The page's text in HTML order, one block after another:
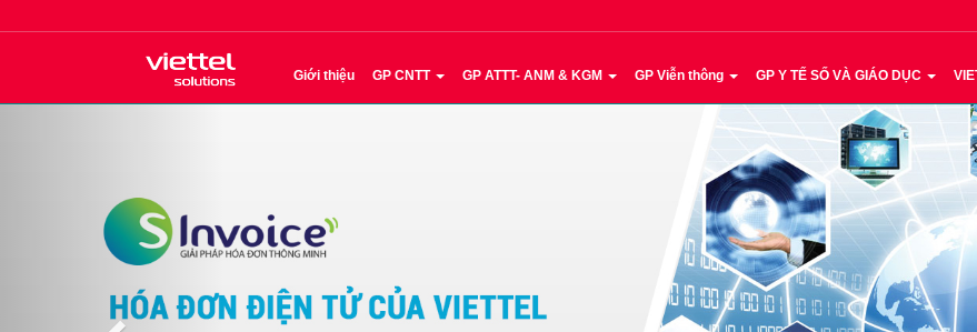
Giới thiệu GP CNTT GP ATTT- ANM & KGM GP Viễn thông GP Y TẾ SỐ VÀ GIÁO DỤC